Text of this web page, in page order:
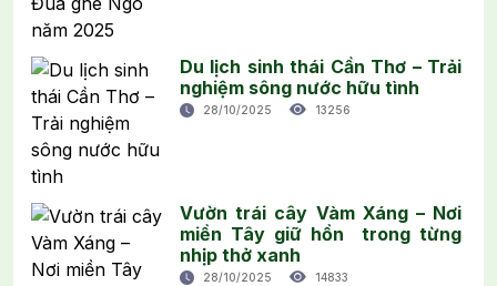
Du lịch sinh thái Cần Thơ – Trải
nghiệm sông nước hữu tình
28/10/2025 13256
Vườn trái cây Vàm Xáng – Nơi
miền Tây giữ hồn trong từng
nhịp thở xanh
28/10/2025 14833